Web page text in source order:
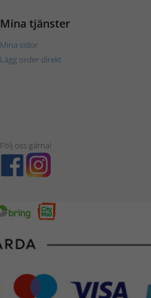
Mina tjänster
Mina sidor
Lägg order direkt
Följ oss gärna!